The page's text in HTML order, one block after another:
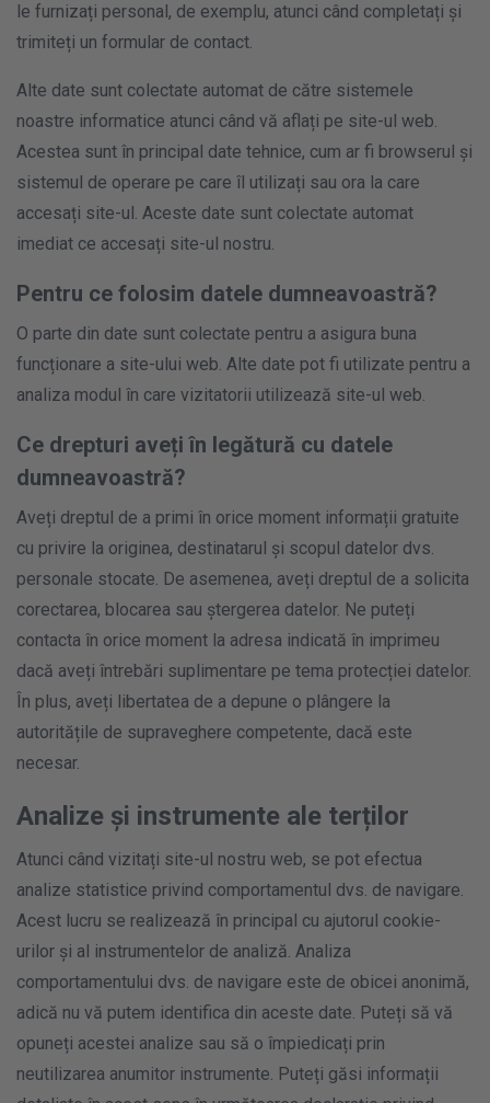
le furnizați personal, de exemplu, atunci când completați și
trimiteți un formular de contact.
Alte date sunt colectate automat de către sistemele
noastre informatice atunci când vă aflați pe site-ul web.
Acestea sunt în principal date tehnice, cum ar fi browserul și
sistemul de operare pe care îl utilizați sau ora la care
accesați site-ul. Aceste date sunt colectate automat
imediat ce accesați site-ul nostru.
Pentru ce folosim datele dumneavoastră?
O parte din date sunt colectate pentru a asigura buna
funcționare a site-ului web. Alte date pot fi utilizate pentru a
analiza modul în care vizitatorii utilizează site-ul web.
Ce drepturi aveți în legătură cu datele
dumneavoastră?
Aveți dreptul de a primi în orice moment informații gratuite
cu privire la originea, destinatarul și scopul datelor dvs.
personale stocate. De asemenea, aveți dreptul de a solicita
corectarea, blocarea sau ștergerea datelor. Ne puteți
contacta în orice moment la adresa indicată în imprimeu
dacă aveți întrebări suplimentare pe tema protecției datelor.
În plus, aveți libertatea de a depune o plângere la
autoritățile de supraveghere competente, dacă este
necesar.
Analize și instrumente ale terților
Atunci când vizitați site-ul nostru web, se pot efectua
analize statistice privind comportamentul dvs. de navigare.
Acest lucru se realizează în principal cu ajutorul cookie-
urilor și al instrumentelor de analiză. Analiza
comportamentului dvs. de navigare este de obicei anonimă,
adică nu vă putem identifica din aceste date. Puteți să vă
opuneți acestei analize sau să o împiedicați prin
neutilizarea anumitor instrumente. Puteți găsi informații